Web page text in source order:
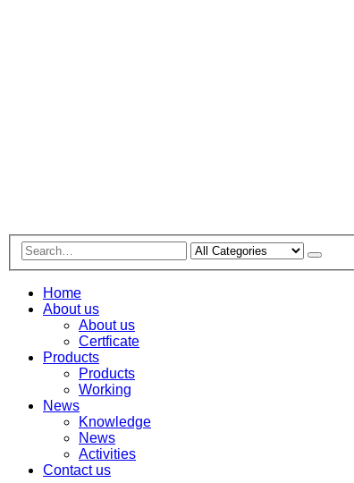
Home
About us
About us
Certficate
Products
Products
Working
News
Knowledge
News
Activities
Contact us